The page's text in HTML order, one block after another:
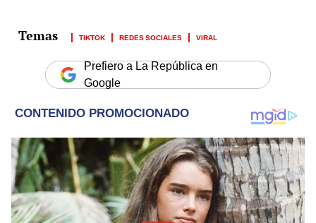
TIKTOK REDES SOCIALES VIRAL
Prefiero a La República en
Google